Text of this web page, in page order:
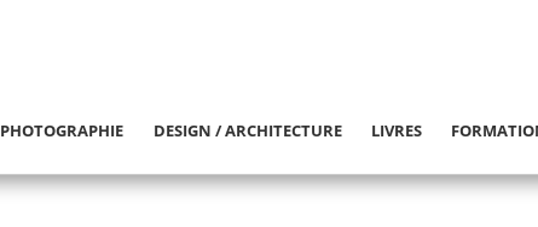
PHOTOGRAPHIE DESIGN / ARCHITECTURE LIVRES